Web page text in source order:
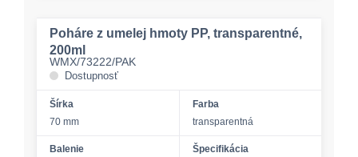
Poháre z umelej hmoty PP, transparentné,
200ml
WMX/73222/PAK
Dostupnosť
Šírka
70 mm
Farba
transparentná
Balenie Špecifikácia